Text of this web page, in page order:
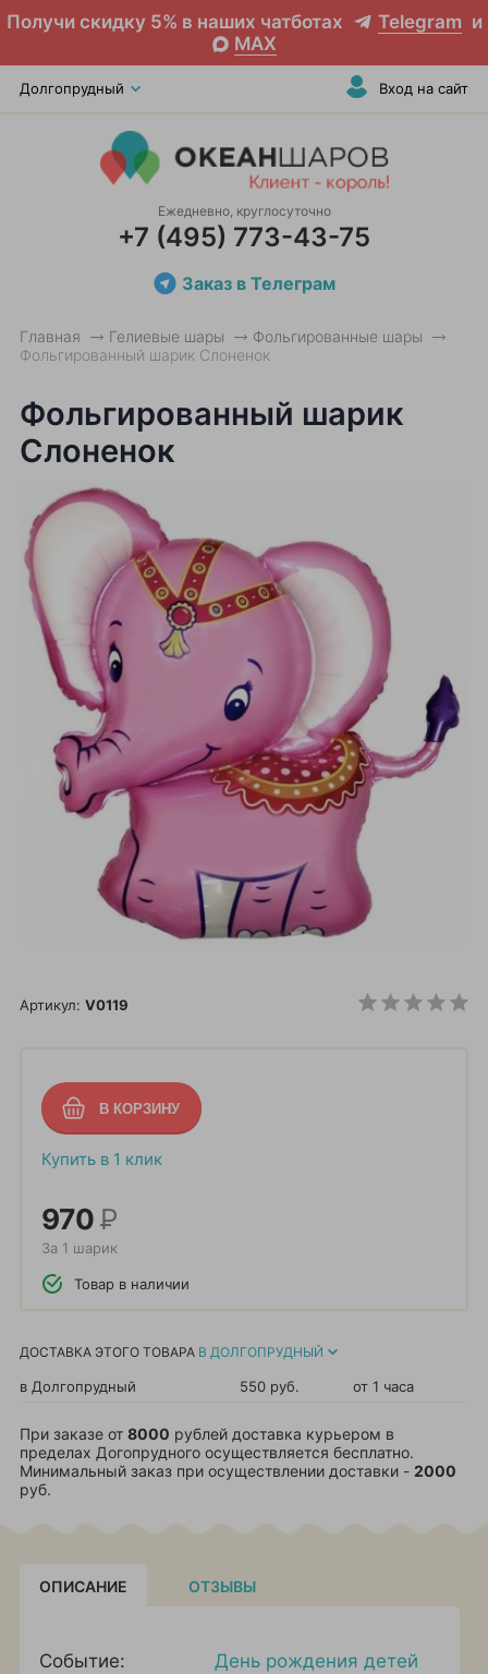
Получи скидку 5% в наших чатботах Telegram и
MAX
Долгопрудный Вход на сайт
Ежедневно, круглосуточно
+7 (495) 773-43-75
Заказ в Телеграм
Главная Гелиевые шары
Фольгированные шары
Фольгированный шарик Слоненок
Фольгированный шарик
Слоненок
Артикул: V0119
Купить в 1 клик
970Р
За 1 шарик
Товар в наличии
ДОСТАВКА ЭТОГО ТОВАРА В ДОЛГОПРУДНЫЙ
в Долгопрудный 550 руб. от 1 часа
При заказе от 8000 рублей доставка курьером в
пределах Догопрудного осуществляется бесплатно.
Минимальный заказ при осуществлении доставки - 2000
руб.
ОПИСАНИЕ ОТЗЫВЫ
Событие:
День рождения детей